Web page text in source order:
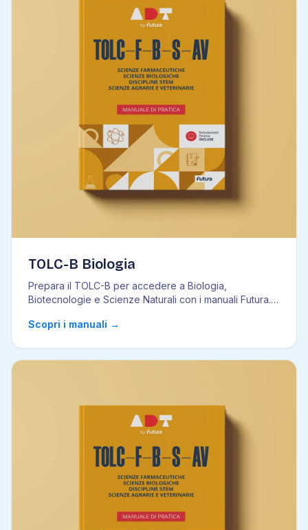
TOLC-B Biologia
Prepara il TOLC-B per accedere a Biologia,
Biotecnologie e Scienze Naturali con i manuali Futura.
Scopri i manuali →